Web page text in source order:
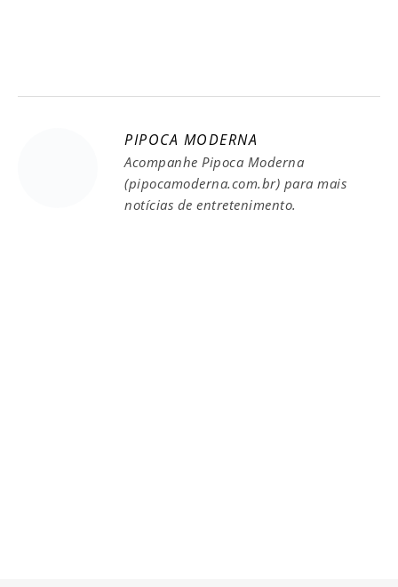
PIPOCA MODERNA
Acompanhe Pipoca Moderna
(pipocamoderna.com.br) para mais
notícias de entretenimento.